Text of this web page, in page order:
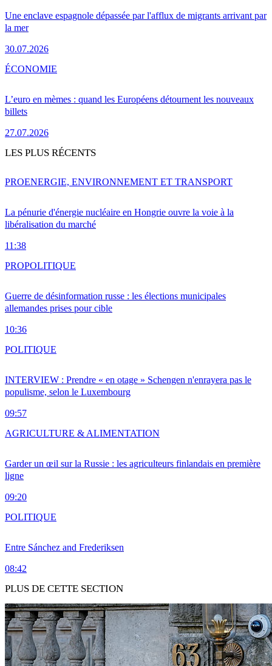
Une enclave espagnole dépassée par l'afflux de migrants arrivant par
la mer
30.07.2026
L’euro en mèmes : quand les Européens détournent les nouveaux
billets
27.07.2026
ÉCONOMIE
LES PLUS RÉCENTS
La pénurie d'énergie nucléaire en Hongrie ouvre la voie à la
libéralisation du marché
11:38
PROENERGIE, ENVIRONNEMENT ET TRANSPORT
Guerre de désinformation russe : les élections municipales
allemandes prises pour cible
10:36
PROPOLITIQUE
INTERVIEW : Prendre « en otage » Schengen n'enrayera pas le
populisme, selon le Luxembourg
09:57
POLITIQUE
Garder un œil sur la Russie : les agriculteurs finlandais en première
ligne
09:20
AGRICULTURE & ALIMENTATION
Entre Sánchez and Frederiksen
08:42
POLITIQUE
PLUS DE CETTE SECTION